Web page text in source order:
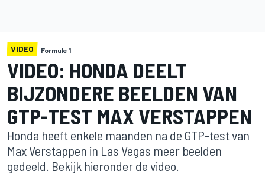
VIDEO Formule 1
VIDEO: HONDA DEELT
BIJZONDERE BEELDEN VAN
GTP-TEST MAX VERSTAPPEN
Honda heeft enkele maanden na de GTP-test van
Max Verstappen in Las Vegas meer beelden
gedeeld. Bekijk hieronder de video.